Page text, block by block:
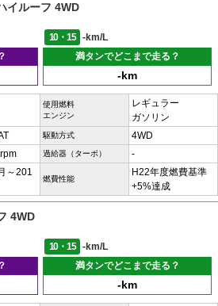
イルーフ 4WD
10・15
-km/L
満タンでどこまで走る？
-km
使用燃料
エンジン
レギュラー
ガソリン
駆動方式 4WD
過給器（ターボ） -
～201
燃費性能
H22年度燃費基準
+5%達成
4WD
10・15
-km/L
満タンでどこまで走る？
-km